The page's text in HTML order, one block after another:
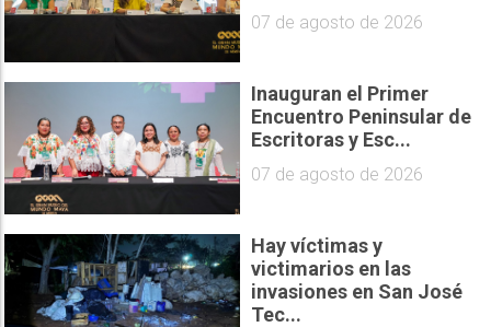
07 de agosto de 2026
Inauguran el Primer
Encuentro Peninsular de
Escritoras y Esc...
07 de agosto de 2026
Hay víctimas y
victimarios en las
invasiones en San José
Tec...